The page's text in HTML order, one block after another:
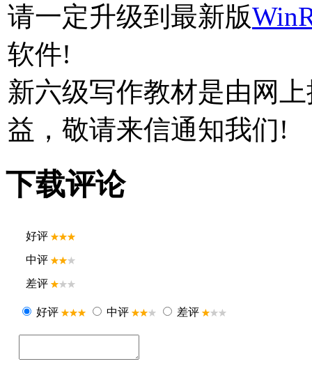
请一定升级到最新版
软件!
新六级写作教材是由网
益，敬请来信通知我们!
下载评论